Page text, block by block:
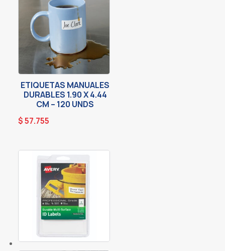
ETIQUETAS MANUALES
DURABLES 1.90 X 4.44
CM – 120 UNDS
$57.755